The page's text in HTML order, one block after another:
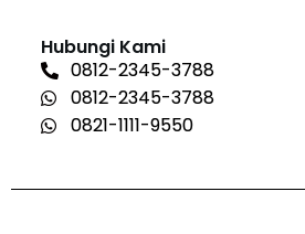
Hubungi Kami
0812-2345-3788
0812-2345-3788
0821-1111-9550